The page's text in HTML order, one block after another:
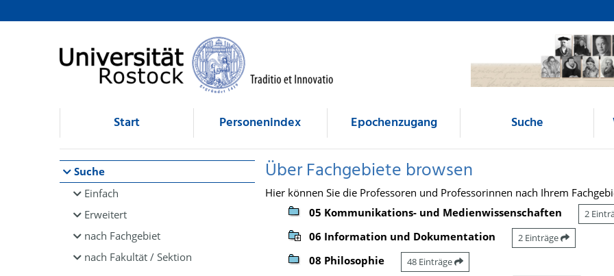
Browsen
direkt zum Inhalt
Start Personenindex Epochenzugang Suche
Suche
Einfach
Erweitert
nach Fachgebiet
nach Fakultät / Sektion
Über Fachgebiete browsen
Hier können Sie die Professoren und Professorinnen nach Ihrem
05 Kommunikations- und Medienwissenschaften
2
06 Information und Dokumentation 2 Einträge
08 Philosophie 48 Einträge